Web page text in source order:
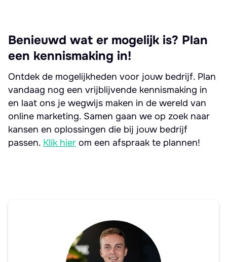
Benieuwd wat er mogelijk is? Plan
een kennismaking in!
Ontdek de mogelijkheden voor jouw bedrijf. Plan
vandaag nog een vrijblijvende kennismaking in
en laat ons je wegwijs maken in de wereld van
online marketing. Samen gaan we op zoek naar
kansen en oplossingen die bij jouw bedrijf
passen. Klik hier om een afspraak te plannen!